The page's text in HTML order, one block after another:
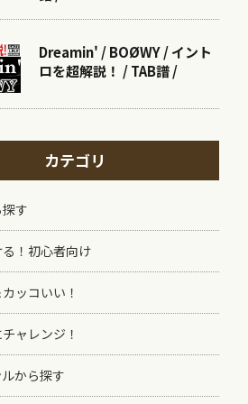
Dreamin' / BOØWY / イント
ロを超解説！ / TAB譜 /
カテゴリ
す
！初心者向け
ッコいい！
ャレンジ！
から探す